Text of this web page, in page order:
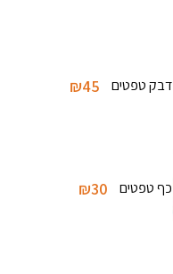
דבק טפטים ₪45
כף טפטים ₪30